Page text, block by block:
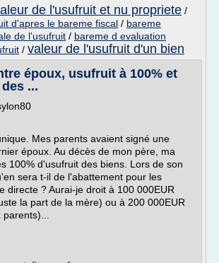
de l'usufruit et nu propriete /
d'apres le bareme fiscal / bareme
de l'usufruit / bareme d evaluation
/ valeur de l'usufruit d'un bien
époux, usufruit à 100% et
...
Mes parents avaient signé une
époux. Au décès de mon père, ma
100% d'usufruit des biens. Lors de son
sera t-il de l'abattement pour les
directe ? Aurai-je droit à 100 000EUR
la part de la mère) ou à 200 000EUR